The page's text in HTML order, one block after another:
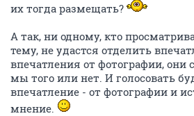
их тогда размещать?
А так, ни одному, кто
тему, не удастся отделить
впечатления от фотографии, они
мы того или нет. И голосовать
впечатление - от фотографии и
мнение.